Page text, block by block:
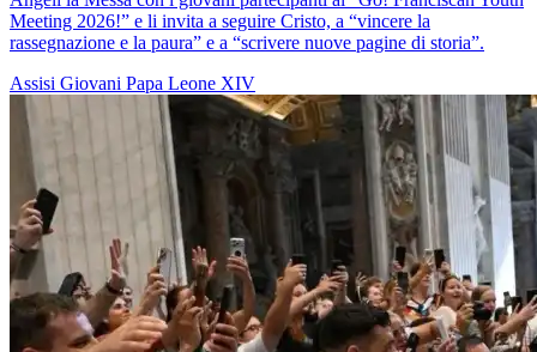
Meeting 2026!” e li invita a seguire Cristo, a “vincere la
rassegnazione e la paura” e a “scrivere nuove pagine di storia”.
Assisi Giovani Papa Leone XIV